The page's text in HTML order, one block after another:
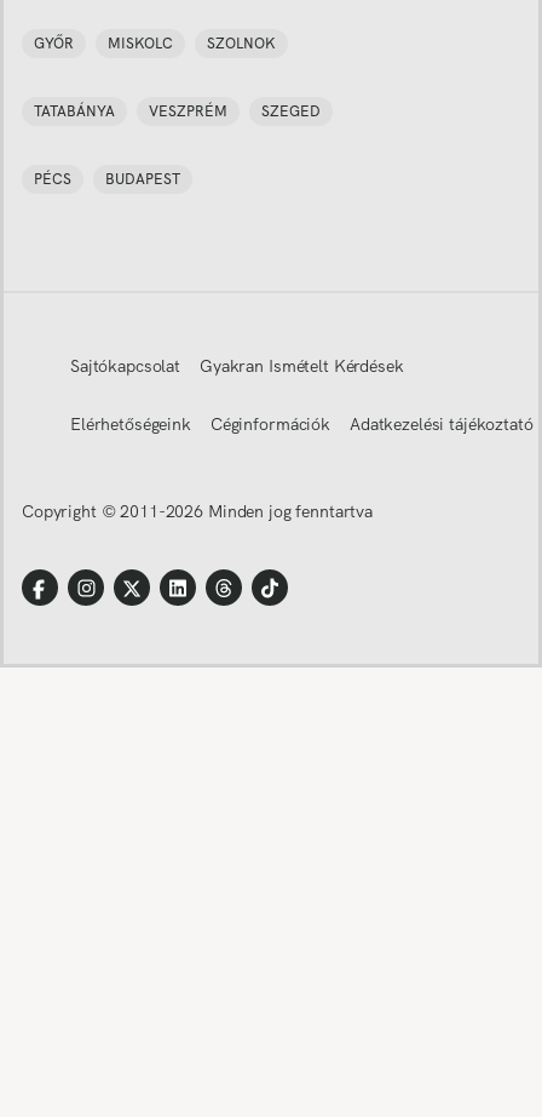
GYŐR MISKOLC SZOLNOK
TATABÁNYA VESZPRÉM SZEGED
PÉCS BUDAPEST
Sajtókapcsolat Gyakran Ismételt Kérdések
Elérhetőségeink Céginformációk Adatkezelési tájékoztató
Copyright © 2011-2026 Minden jog fenntartva